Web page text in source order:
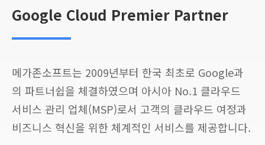
Google Cloud Premier Partner
메가존소프트는 2009년부터 한국 최초로 Google과
의 파트너쉽을 체결하였으며 아시아 No.1 클라우드
서비스 관리 업체(MSP)로서 고객의 클라우드 여정과
비즈니스 혁신을 위한 체계적인 서비스를 제공합니다.